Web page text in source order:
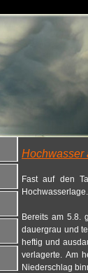
Hochwasser
Fast auf den
Bereits am 5.8.
dauergrau und
heftig und
verlagerte. Am
Niederschlag